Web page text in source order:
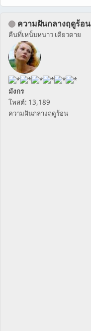
ความฝันกลางฤดูร้อน
คืนที่เหน็บหนาว เดียวดาย
มังกร
โพสต์: 13,189
ความฝันกลางฤดูร้อน